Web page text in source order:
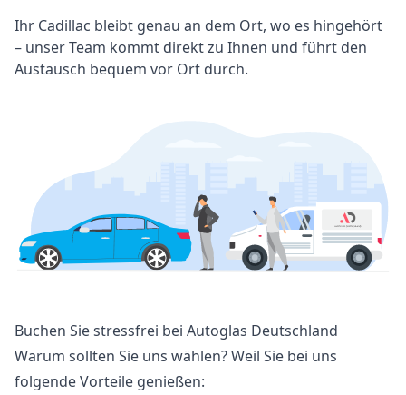
Ihr Cadillac bleibt genau an dem Ort, wo es hingehört
– unser Team kommt direkt zu Ihnen und führt den
Austausch bequem vor Ort durch.
Buchen Sie stressfrei bei Autoglas Deutschland
Warum sollten Sie uns wählen? Weil Sie bei uns
folgende Vorteile genießen: